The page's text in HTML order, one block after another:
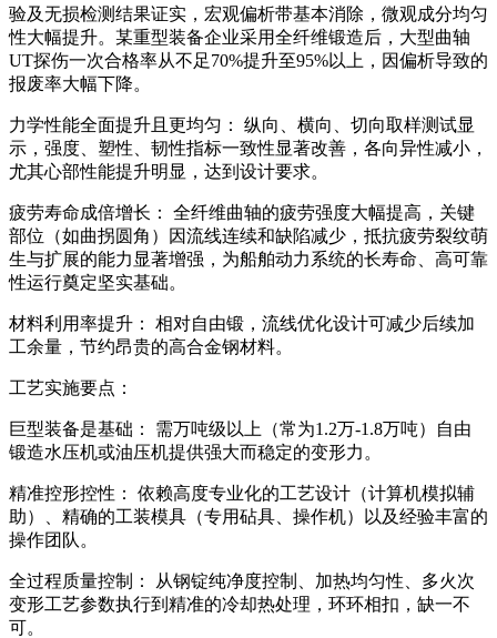
验及无损检测结果证实，宏观偏析带基本消除，微观成分均匀
性大幅提升。某重型装备企业采用全纤维锻造后，大型曲轴
UT探伤一次合格率从不足70%提升至95%以上，因偏析导致的
报废率大幅下降。
力学性能全面提升且更均匀： 纵向、横向、切向取样测试显
示，强度、塑性、韧性指标一致性显著改善，各向异性减小，
尤其心部性能提升明显，达到设计要求。
疲劳寿命成倍增长： 全纤维曲轴的疲劳强度大幅提高，关键
部位（如曲拐圆角）因流线连续和缺陷减少，抵抗疲劳裂纹萌
生与扩展的能力显著增强，为船舶动力系统的长寿命、高可靠
性运行奠定坚实基础。
材料利用率提升： 相对自由锻，流线优化设计可减少后续加
工余量，节约昂贵的高合金钢材料。
工艺实施要点：
巨型装备是基础： 需万吨级以上（常为1.2万-1.8万吨）自由
锻造水压机或油压机提供强大而稳定的变形力。
精准控形控性： 依赖高度专业化的工艺设计（计算机模拟辅
助）、精确的工装模具（专用砧具、操作机）以及经验丰富的
操作团队。
全过程质量控制： 从钢锭纯净度控制、加热均匀性、多火次
变形工艺参数执行到精准的冷却热处理，环环相扣，缺一不
可。